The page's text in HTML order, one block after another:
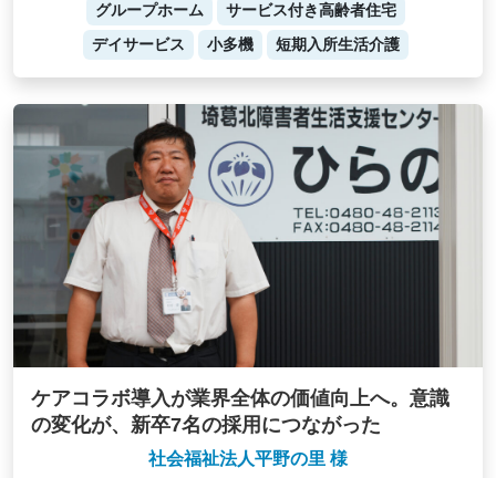
グループホーム
サービス付き高齢者住宅
デイサービス
小多機 短期入所生活介護
ケアコラボ導入が業界全体の価値向上へ。意識
の変化が、新卒7名の採用につながった
社会福祉法人平野の里 様